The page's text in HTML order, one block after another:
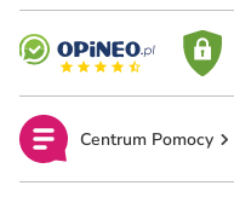
Centrum Pomocy